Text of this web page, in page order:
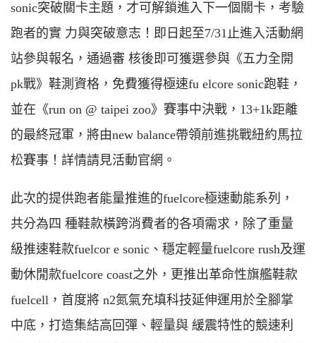
sonic突破關卡主題，才可解鎖進入下一個關卡，考驗
跑者的實 力與突破意志！即日起至7/31止進入活動網
站參與報名，通過審 核後即可獲選參與《五力全開
pk戰》鞋測資格，免費獲得極速fu elcore sonic跑鞋，
並在《run on @ taipei zoo》賽事中決戰，13+1k距離
的最終冠軍，將由new balance帶領前進挑戰紐約馬拉
松賽事！詳情請見活動官網。
此次的提供跑者能量推進的fuelcore極速動能系列，
共分為四 種鞋款橫跨消費者的各項需求，除了重量
級推速鞋款fuelcor e sonic、穩定輕量fuelcore rush及運
動休閒款fuelcore coast之外，更推出革命性旗艦鞋款
fuelcell，首度將 n2氮氣充填科技延伸運用於全腳掌
中底，打造集結高回彈、輕量與 緩震特性的競速利